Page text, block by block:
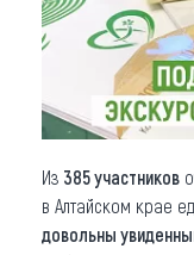
Другие
Из 385 участников
в Алтайском крае
довольны